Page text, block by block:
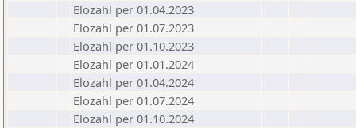
Elozahl per 01.04.2023
Elozahl per 01.07.2023
Elozahl per 01.10.2023
Elozahl per 01.01.2024
Elozahl per 01.04.2024
Elozahl per 01.07.2024
Elozahl per 01.10.2024